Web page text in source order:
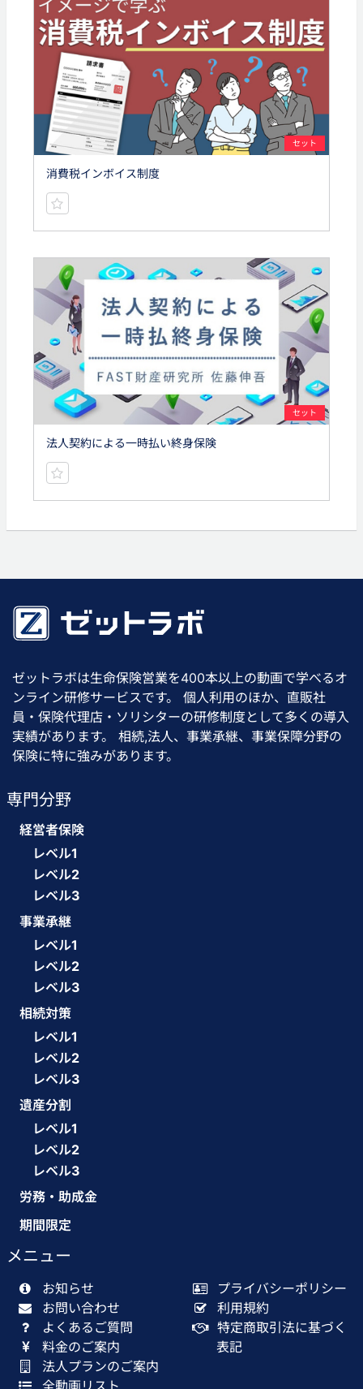
セット
消費税インボイス制度
セット
法人契約による一時払い終身保険
ゼットラボは生命保険営業を400本以上の動画で学べるオ
ンライン研修サービスです。 個人利用のほか、直販社
員・保険代理店・ソリシターの研修制度として多くの導入
実績があります。 相続,法人、事業承継、事業保障分野の
保険に特に強みがあります。
専門分野
経営者保険
レベル1
レベル2
レベル3
事業承継
レベル1
レベル2
レベル3
相続対策
レベル1
レベル2
レベル3
遺産分割
レベル1
レベル2
レベル3
労務・助成金
期間限定
メニュー
お知らせ
お問い合わせ
よくあるご質問
料金のご案内
法人プランのご案内
プライバシーポリシー
利用規約
特定商取引法に基づく
表記